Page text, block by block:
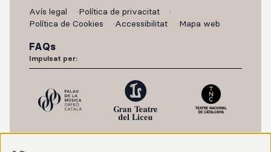
Avís legal
Política de privacitat
Política de Cookies
Accessibilitat Mapa web
FAQs
Impulsat per: